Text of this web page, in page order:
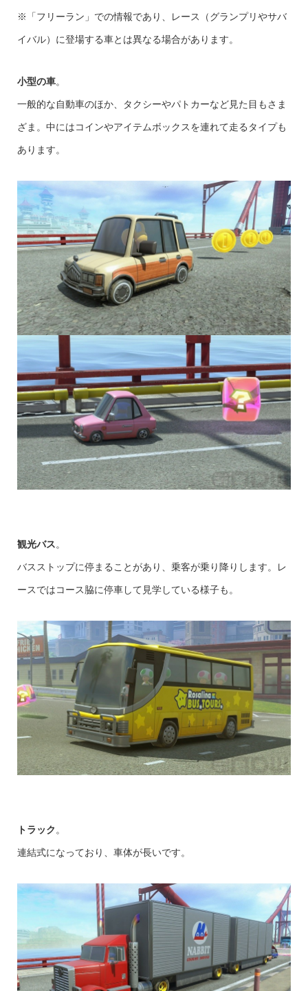
※「フリーラン」での情報であり、レース（グランプリやサバ
イバル）に登場する車とは異なる場合があります。
小型の車。
一般的な自動車のほか、タクシーやパトカーなど見た目もさま
ざま。中にはコインやアイテムボックスを連れて走るタイプも
あります。
観光バス。
バスストップに停まることがあり、乗客が乗り降りします。レ
ースではコース脇に停車して見学している様子も。
トラック 。
連結式になっており、車体が長いです。